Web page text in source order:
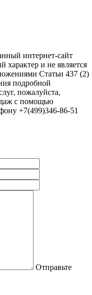
интернет-сайт
и не является
Статьи 437 (2)
подробной
пожалуйста,
с помощью
+7(499)346-86-51
Отправьте